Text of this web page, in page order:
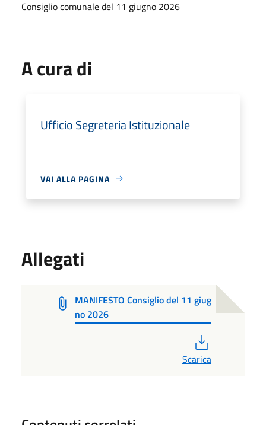
Consiglio comunale del 11 giugno 2026
A cura di
Ufficio Segreteria Istituzionale
VAI ALLA PAGINA
Allegati
MANIFESTO Consiglio del 11 giug
no 2026
Scarica